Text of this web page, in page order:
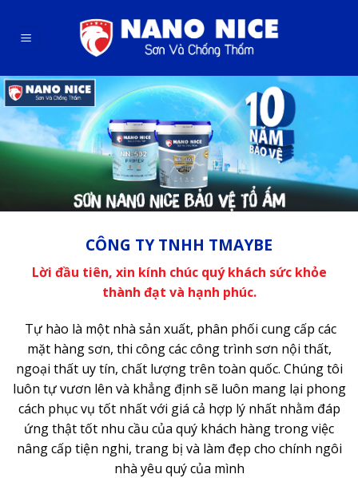
CÔNG TY TNHH TMAYBE
Lời đầu tiên, xin kính chúc quý khách sức khỏe
thành đạt và hạnh phúc.
Tự hào là một nhà sản xuất, phân phối cung cấp các
mặt hàng sơn, thi công các công trình sơn nội thất,
ngoại thất uy tín, chất lượng trên toàn quốc. Chúng tôi
luôn tự vươn lên và khẳng định sẽ luôn mang lại phong
cách phục vụ tốt nhất với giá cả hợp lý nhất nhằm đáp
ứng thật tốt nhu cầu của quý khách hàng trong việc
nâng cấp tiện nghi, trang bị và làm đẹp cho chính ngôi
nhà yêu quý của mình